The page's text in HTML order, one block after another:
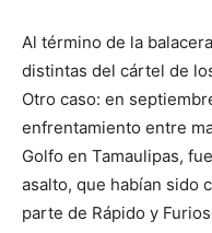
Al término de la
distintas del cártel de
Otro caso: en
enfrentamiento entre
Golfo en Tamaulipas,
asalto, que habían sido
parte de Rápido y